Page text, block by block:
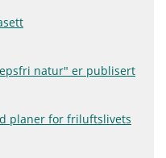
natur" er publisert
planer for friluftslivets